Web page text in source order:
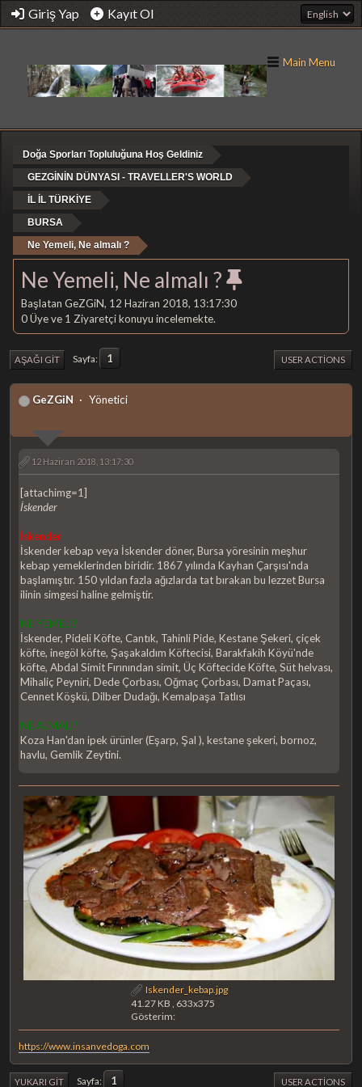
Giriş Yap Kayıt Ol
Main Menu
Doğa Sporları Topluluğuna Hoş Geldiniz
GEZGİNİN DÜNYASI - TRAVELLER'S WORLD
İL İL TÜRKİYE
BURSA
Ne Yemeli, Ne almalı ?
Ne Yemeli, Ne almalı ?
Başlatan GeZGiN, 12 Haziran 2018, 13:17:30
0 Üye ve 1 Ziyaretçi konuyu incelemekte.
AŞAĞI GIT Sayfa 1 USER ACTIONS
GeZGiN Yönetici
12 Haziran 2018, 13:17:30
[attachimg=1]
İskender
İskender
İskender kebap veya İskender döner, Bursa yöresinin meşhur
kebap yemeklerinden biridir. 1867 yılında Kayhan Çarşısı'nda
başlamıştır. 150 yıldan fazla ağızlarda tat bırakan bu lezzet Bursa
ilinin simgesi haline gelmiştir.
NE YEMELİ?
İskender, Pideli Köfte, Cantık, Tahinli Pide, Kestane Şekeri, çiçek
köfte, inegöl köfte, Şaşakaldım Köftecisi, Barakfakih Köyü'nde
köfte, Abdal Simit Fırınından simit, Üç Köftecide Köfte, Süt helvası,
Mihaliç Peyniri, Dede Çorbası, Oğmaç Çorbası, Damat Paçası,
Cennet Köşkü, Dilber Dudağı, Kemalpaşa Tatlısı
NE ALMALI?
Koza Han'dan ipek ürünler (Eşarp, Şal ), kestane şekeri, bornoz,
havlu, Gemlik Zeytini.
Iskender_kebap.jpg
41.27 KB , 633x375
Gösterim:
https://www.insanvedoga.com
YUKARI GIT Sayfa 1 USER ACTIONS